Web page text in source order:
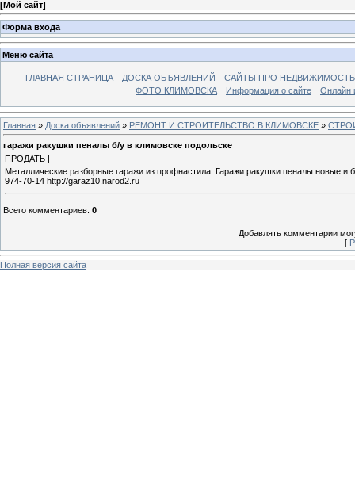
[Мой сайт]
Форма входа
Меню сайта
ГЛАВНАЯ СТРАНИЦА ДОСКА ОБЪЯВЛЕНИЙ
САЙТЫ ПРО
ФОТО КЛИМОВСКА
Информация о сайте Онлайн
Главная » Доска объявлений » РЕМОНТ И СТРОИТЕЛЬСТВО В КЛИМОВСКЕ »
гаражи ракушки пеналы б/у в климовске подольске
ПРОДАТЬ |
Металлические разборные гаражи из профнастила. Гаражи ракушки пеналы новые
974-70-14 http://garaz10.narod2.ru
Всего комментариев: 0
Добавлять комментарии
[
Полная версия сайта